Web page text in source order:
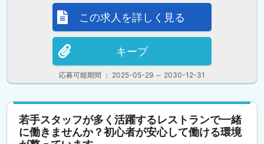
応募可能期間 ： 2025-05-29 ～ 2030-12-31
この求人を詳しく見る
キープ
若手スタッフが多く活躍するレストランで一緒
に働きませんか？初心者が安心して働ける環境